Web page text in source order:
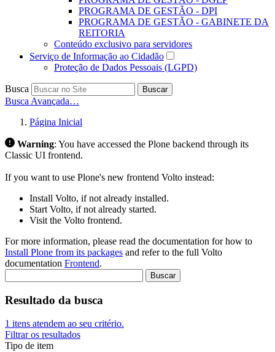
PROGRAMA DE GESTÃO - DPI
PROGRAMA DE GESTÃO - GABINETE DA
REITORIA
Conteúdo exclusivo para servidores
Serviço de Informação ao Cidadão
Proteção de Dados Pessoais (LGPD)
Busca Buscar
Busca Avançada…
Página Inicial
Warning: You have accessed the Plone backend through its
Classic UI frontend.
If you want to use Plone's new frontend Volto instead:
Install Volto, if not already installed.
Start Volto, if not already started.
Visit the Volto frontend.
For more information, please read the documentation for how to
Install Plone from its packages and refer to the full Volto
documentation Frontend.
Resultado da busca
1 itens atendem ao seu critério.
Filtrar os resultados
Tipo de item